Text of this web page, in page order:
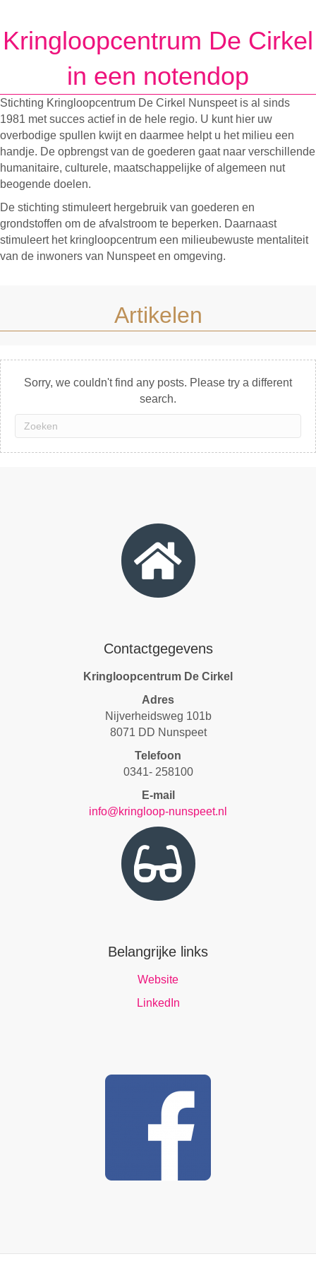
Kringloopcentrum De Cirkel
in een notendop
Stichting Kringloopcentrum De Cirkel Nunspeet is al sinds
1981 met succes actief in de hele regio. U kunt hier uw
overbodige spullen kwijt en daarmee helpt u het milieu een
handje. De opbrengst van de goederen gaat naar verschillende
humanitaire, culturele, maatschappelijke of algemeen nut
beogende doelen.
De stichting stimuleert hergebruik van goederen en
grondstoffen om de afvalstroom te beperken. Daarnaast
stimuleert het kringloopcentrum een milieubewuste mentaliteit
van de inwoners van Nunspeet en omgeving.
Artikelen
Sorry, we couldn't find any posts. Please try a different
search.
Contactgegevens
Kringloopcentrum De Cirkel
Adres
Nijverheidsweg 101b
8071 DD Nunspeet
Telefoon
0341- 258100
E-mail
info@kringloop-nunspeet.nl
Belangrijke links
Website
LinkedIn